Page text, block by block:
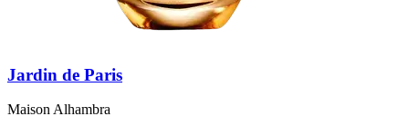
Jardin de Paris
Maison Alhambra